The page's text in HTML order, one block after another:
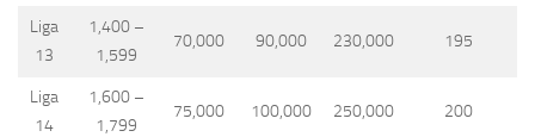
Liga
13
1,400 –
1,599
70,000 90,000 230,000 195
Liga
14
1,600 –
1,799
75,000 100,000 250,000 200